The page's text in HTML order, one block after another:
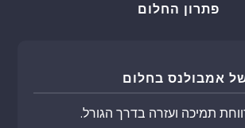
פתרון החלום
אמבולנס בחלום
תמיכה ועזרה בדרך הגורל.